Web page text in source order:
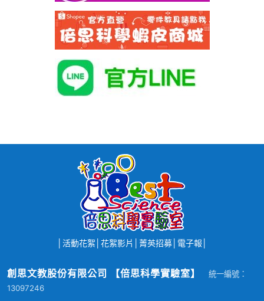
活動花絮 花絮影片 菁英招募│ 電子報
創思文教股份有限公司 【倍思科學實驗室】
統一編號：
13097246